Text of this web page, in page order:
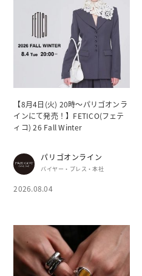
【8月4日(火) 20時～パリゴオンラ
インにて発売！】FETICO(フェテ
ィコ) 26 Fall Winter
パリゴオンライン
バイヤー・プレス・本社
2026.08.04